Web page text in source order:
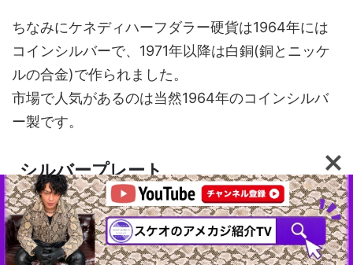
ちなみにケネディハーフダラー硬貨は1964年には
コインシルバーで、1971年以降は白銅(銅とニッケ
ルの合金)で作られました。
市場で人気があるのは当然1964年のコインシルバ
ー製です。
シルバープレート